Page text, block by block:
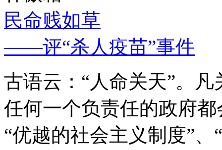
民命贱如草
——评“杀人疫苗”事件
古语云：“人命关天”。
任何一个负责任的政府
“优越的社会主义制度”